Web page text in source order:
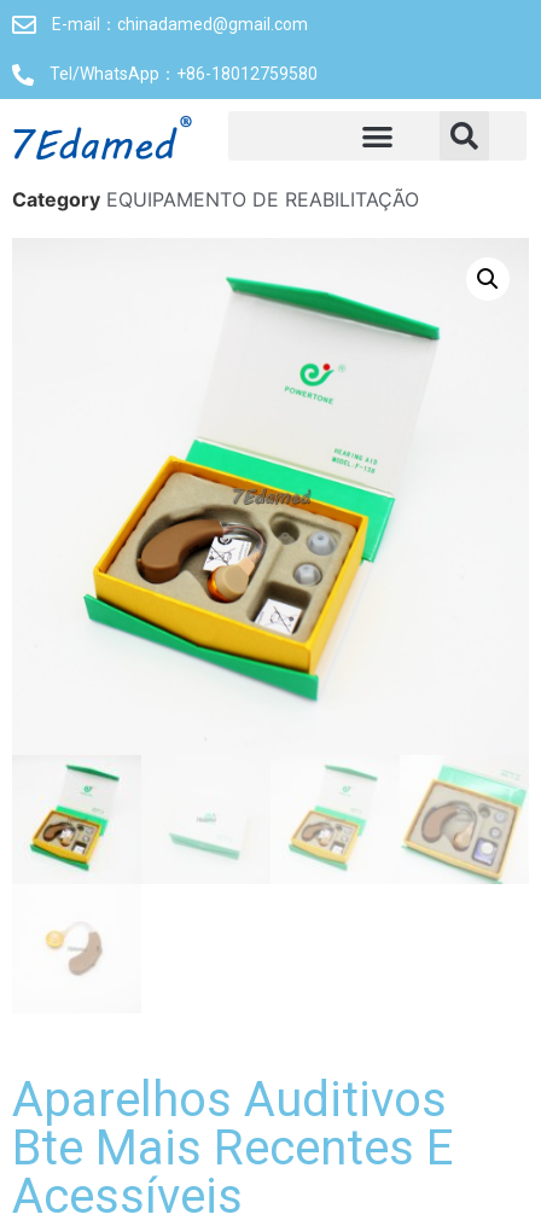
E-mail：chinadamed@gmail.com
Tel/WhatsApp：+86-18012759580
Category EQUIPAMENTO DE REABILITAÇÃO
Aparelhos Auditivos
Bte Mais Recentes E
Acessíveis